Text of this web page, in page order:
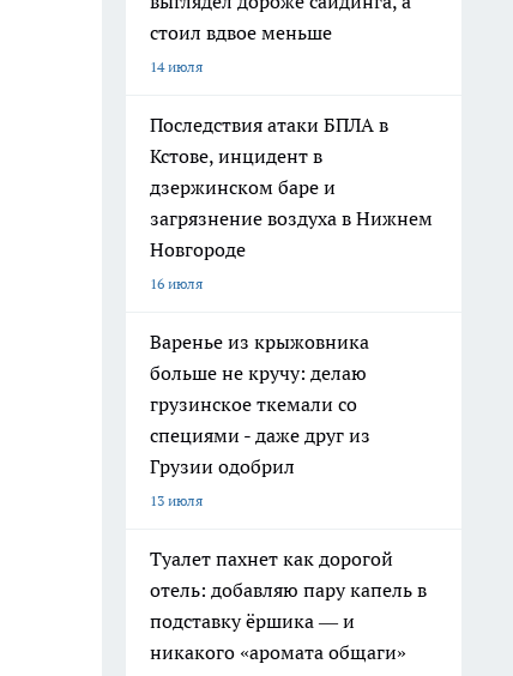
стоил вдвое меньше
14 июля
Последствия атаки БПЛА в
Кстове, инцидент в
дзержинском баре и
загрязнение воздуха в Нижнем
Новгороде
16 июля
Варенье из крыжовника
больше не кручу: делаю
грузинское ткемали со
специями - даже друг из
Грузии одобрил
13 июля
Туалет пахнет как дорогой
отель: добавляю пару капель в
подставку ёршика — и
никакого «аромата общаги»